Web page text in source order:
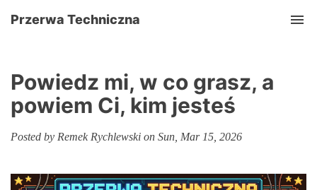
Przerwa Techniczna
Powiedz mi, w co grasz, a
powiem Ci, kim jesteś
Posted by Remek Rychlewski on Sun, Mar 15, 2026